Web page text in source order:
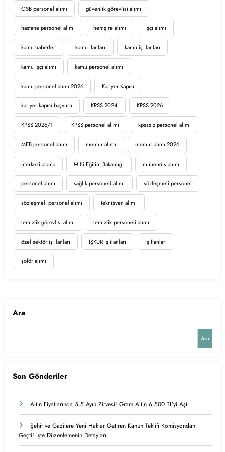
GSB personel alımı güvenlik görevlisi alımı
hastane personel alımı hemşire alımı işçi alımı
kamu haberleri kamu ilanları kamu iş ilanları
kamu işçi alımı kamu personel alımı
kamu personel alımı 2026 Kariyer Kapısı
kariyer kapısı başvuru KPSS 2024 KPSS 2026
KPSS 2026/1 KPSS personel alımı kpsssiz personel alımı
MEB personel alımı memur alımı memur alımı 2026
merkezi atama Milli Eğitim Bakanlığı mühendis alımı
personel alımı sağlık personeli alımı sözleşmeli personel
sözleşmeli personel alımı teknisyen alımı
temizlik görevlisi alımı temizlik personeli alımı
özel sektör iş ilanları İŞKUR iş ilanları İş İlanları
şoför alımı
Ara
Ara
Son Gönderiler
Altın Fiyatlarında 5,5 Ayın Zirvesi! Gram Altın 6.500 TL’yi Aştı
Şehit ve Gazilere Yeni Haklar Getiren Kanun Teklifi Komisyondan
Geçti! İşte Düzenlemenin Detayları